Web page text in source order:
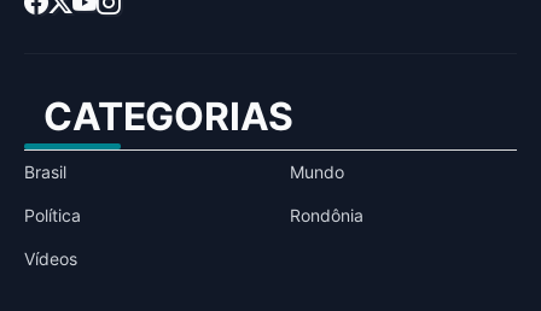
CATEGORIAS
Brasil Mundo
Política Rondônia
Vídeos